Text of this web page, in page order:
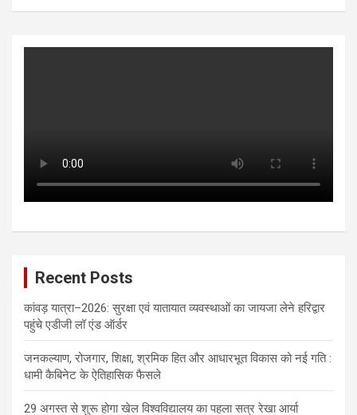
Recent Posts
कांवड़ यात्रा–2026: सुरक्षा एवं यातायात व्यवस्थाओं का जायजा लेने हरिद्वार
पहुंचे एडीजी लॉ एंड ऑर्डर
जनकल्याण, रोजगार, शिक्षा, श्रमिक हित और आधारभूत विकास को नई गति :
धामी कैबिनेट के ऐतिहासिक फैसले
29 अगस्त से शुरू होगा खेल विश्वविद्यालय का पहला सत्र रेखा आर्या